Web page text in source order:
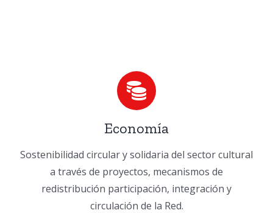
Economía
Sostenibilidad circular y solidaria del sector cultural
a través de proyectos, mecanismos de
redistribución participación, integración y
circulación de la Red.